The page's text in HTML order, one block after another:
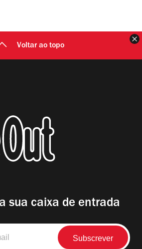
Voltar ao topo
sua caixa de entrada